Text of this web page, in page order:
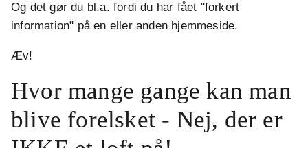
Og det gør du bl.a. fordi du har fået "forkert
information" på en eller anden hjemmeside.
Æv!
Hvor mange gange kan man
blive forelsket - Nej, der er